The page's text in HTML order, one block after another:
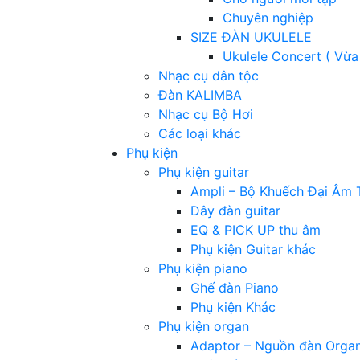
Chuyên nghiệp
SIZE ĐÀN UKULELE
Ukulele Concert ( Vừa
Nhạc cụ dân tộc
Đàn KALIMBA
Nhạc cụ Bộ Hơi
Các loại khác
Phụ kiện
Phụ kiện guitar
Ampli – Bộ Khuếch Đại Âm
Dây đàn guitar
EQ & PICK UP thu âm
Phụ kiện Guitar khác
Phụ kiện piano
Ghế đàn Piano
Phụ kiện Khác
Phụ kiện organ
Adaptor – Nguồn đàn